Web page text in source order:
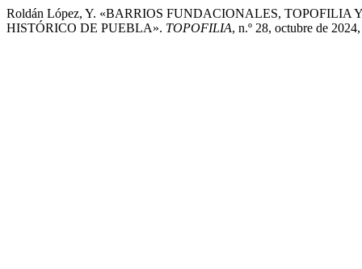
Roldán López, Y. «BARRIOS FUNDACIONALES,
HISTÓRICO DE PUEBLA». TOPOFILIA, n.º 28, octubre de